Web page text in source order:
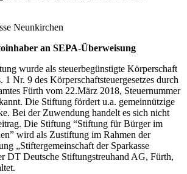
Neunkirchen
an SEPA-Überweisung
wurde als steuerbegünstigte Körperschaft
1 Nr. 9 des Körperschaftsteuergesetzes durch
Fürth vom 22.März 2018, Steuernummer
Die Stiftung fördert u.a. gemeinnützige
Bei der Zuwendung handelt es sich nicht
Die Stiftung “Stiftung für Bürger im
wird als Zustiftung im Rahmen der
„Stiftergemeinschaft der Sparkasse
DT Deutsche Stiftungstreuhand AG, Fürth,